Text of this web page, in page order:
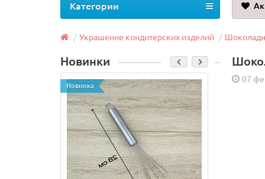
Категории
Украшение кондитерских изделий
Новинки
Новинка
07